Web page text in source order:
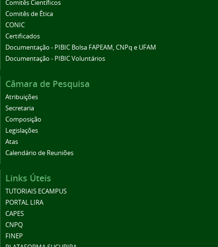
Comitês Científicos
Comitês de Ética
CONIC
Certificados
Documentação - PIBIC Bolsa FAPEAM, CNPq e UFAM
Documentação - PIBIC Voluntários
Câmara de Pesquisa
Atribuições
Secretaria
Composição
Legislações
Atas
Calendário de Reuniões
Links Úteis
TUTORIAIS ECAMPUS
PORTAL LIRA
CAPES
CNPQ
FINEP